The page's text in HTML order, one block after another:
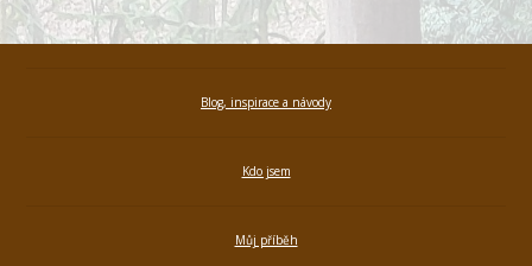
Blog, inspirace a návody
Kdo jsem
Můj příběh